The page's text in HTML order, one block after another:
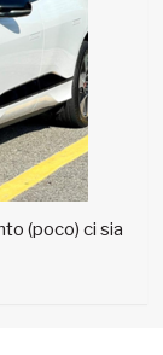
(poco) ci sia